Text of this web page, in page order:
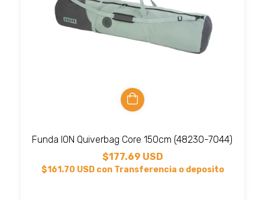
Funda ION Quiverbag Core 150cm (48230-7044)
$177.69 USD
$161.70 USD con Transferencia o deposito